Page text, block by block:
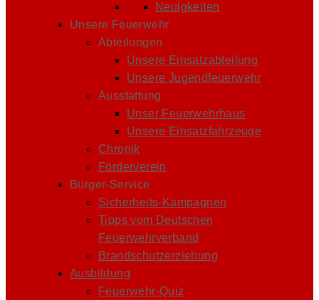
Neuigkeiten
Unsere Feuerwehr
Abteilungen
Unsere Einsatzabteilung
Unsere Jugendfeuerwehr
Ausstattung
Unser Feuerwehrhaus
Unsere Einsatzfahrzeuge
Chronik
Förderverein
Bürger-Service
Sicherheits-Kampagnen
Tipps vom Deutschen
Feuerwehrverband
Brandschutzerziehung
Ausbildung
Feuerwehr-Quiz